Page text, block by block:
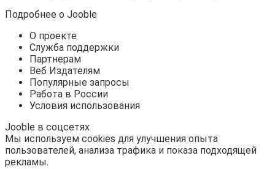
Подробнее о Jooble
О проекте
Служба поддержки
Партнерам
Веб Издателям
Популярные запросы
Работа в России
Условия использования
Jooble в соцсетях
Мы используем cookies для улучшения опыта
пользователей, анализа трафика и показа подходящей
рекламы.